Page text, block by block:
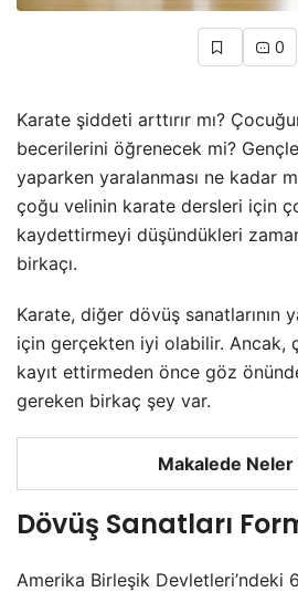
0
Karate şiddeti arttırır mı?
becerilerini öğrenecek mi?
yaparken yaralanması ne kadar
çoğu velinin karate dersleri için
kaydettirmeyi düşündükleri
birkaçı.
Karate, diğer dövüş sanatlarının
için gerçekten iyi olabilir. Ancak,
kayıt ettirmeden önce göz
gereken birkaç şey var.
Makalede Neler
Dövüş Sanatları
Amerika Birleşik Devletleri’ndeki